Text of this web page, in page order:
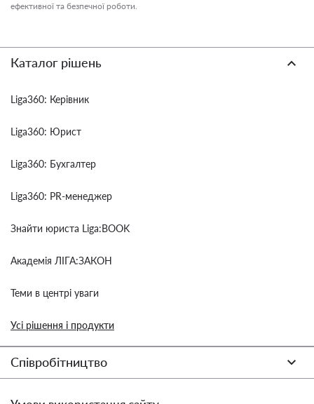
ефективної та безпечної роботи.
Каталог рішень
Liga360: Керівник
Liga360: Юрист
Liga360: Бухгалтер
Liga360: PR-менеджер
Знайти юриста Liga:BOOK
Академія ЛІГА:ЗАКОН
Теми в центрі уваги
Усі рішення і продукти
Співробітництво